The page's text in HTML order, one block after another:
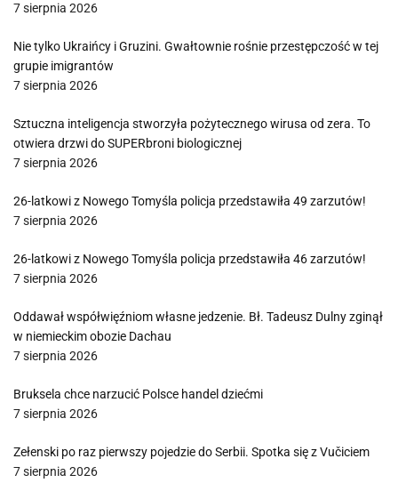
7 sierpnia 2026
Nie tylko Ukraińcy i Gruzini. Gwałtownie rośnie przestępczość w tej
grupie imigrantów
7 sierpnia 2026
Sztuczna inteligencja stworzyła pożytecznego wirusa od zera. To
otwiera drzwi do SUPERbroni biologicznej
7 sierpnia 2026
26-latkowi z Nowego Tomyśla policja przedstawiła 49 zarzutów!
7 sierpnia 2026
26-latkowi z Nowego Tomyśla policja przedstawiła 46 zarzutów!
7 sierpnia 2026
Oddawał współwięźniom własne jedzenie. Bł. Tadeusz Dulny zginął
w niemieckim obozie Dachau
7 sierpnia 2026
Bruksela chce narzucić Polsce handel dziećmi
7 sierpnia 2026
Zełenski po raz pierwszy pojedzie do Serbii. Spotka się z Vučiciem
7 sierpnia 2026